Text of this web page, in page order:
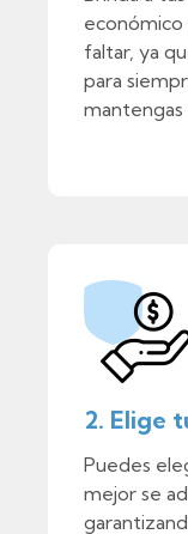
económico
faltar, ya
para
2. Elige
Puedes
mejor se